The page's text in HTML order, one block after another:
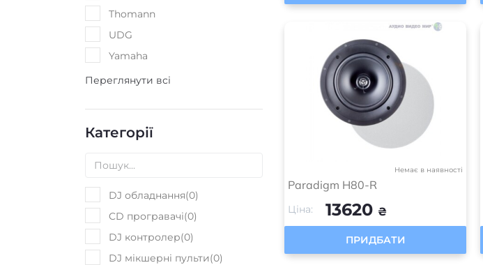
Thomann
UDG
Yamaha
Переглянути всі
Категорії
DJ обладнання(0)
CD програвачі(0)
DJ контролер(0)
DJ мікшерні пульти(0)
Немає в наявності
Paradigm H80-R
Ціна: 13620 ₴
ПРИДБАТИ